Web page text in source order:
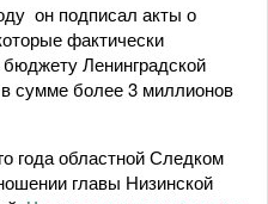
он подписал акты о
фактически
Ленинградской
сумме более 3 миллионов
года областной Следком
главы Низинской